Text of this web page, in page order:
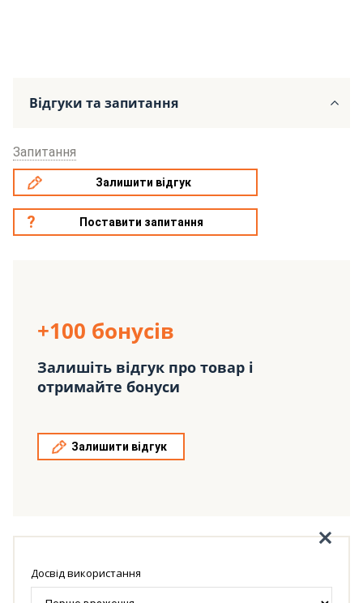
Відгуки та запитання
Запитання
Залишити відгук
Поставити запитання
+100 бонусів
Залишіть відгук про товар і
отримайте бонуси
Залишити відгук
Досвід використання